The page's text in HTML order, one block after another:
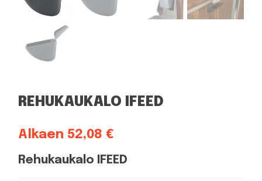
REHUKAUKALO IFEED
Alkaen 52,08 €
Rehukaukalo IFEED